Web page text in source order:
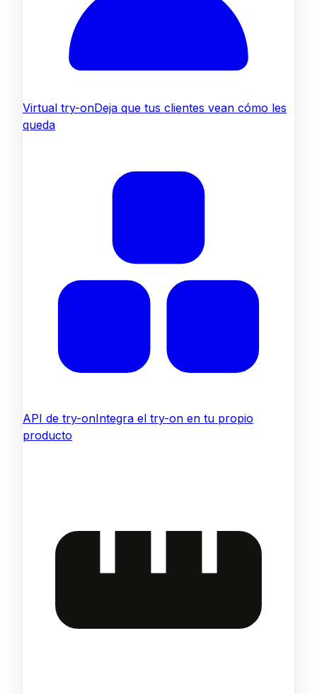
Virtual try-onDeja que tus clientes vean cómo les
queda
API de try-onIntegra el try-on en tu propio
producto